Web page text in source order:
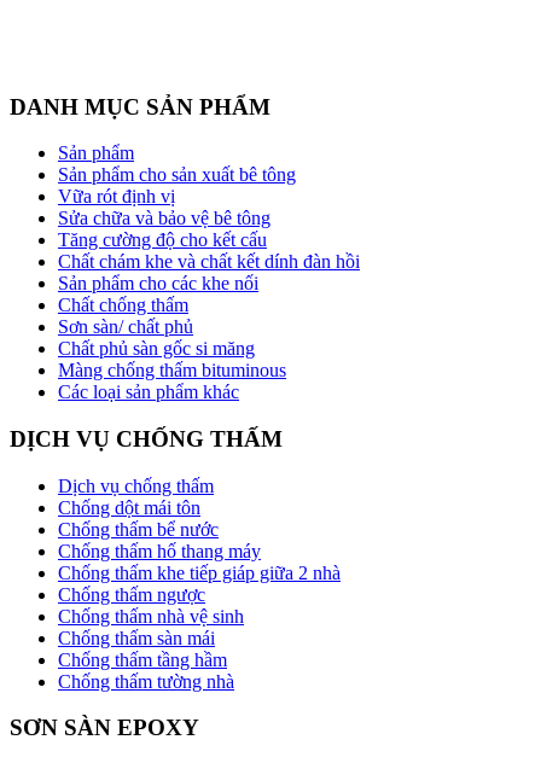
DANH MỤC SẢN PHẨM
Sản phẩm
Sản phẩm cho sản xuất bê tông
Vữa rót định vị
Sửa chữa và bảo vệ bê tông
Tăng cường độ cho kết cấu
Chất chám khe và chất kết dính đàn hồi
Sản phẩm cho các khe nối
Chất chống thấm
Sơn sàn/ chất phủ
Chất phủ sàn gốc si măng
Màng chống thấm bituminous
Các loại sản phẩm khác
DỊCH VỤ CHỐNG THẤM
Dịch vụ chống thấm
Chống dột mái tôn
Chống thấm bể nước
Chống thấm hố thang máy
Chống thấm khe tiếp giáp giữa 2 nhà
Chống thấm ngược
Chống thấm nhà vệ sinh
Chống thấm sàn mái
Chống thấm tầng hầm
Chống thấm tường nhà
SƠN SÀN EPOXY